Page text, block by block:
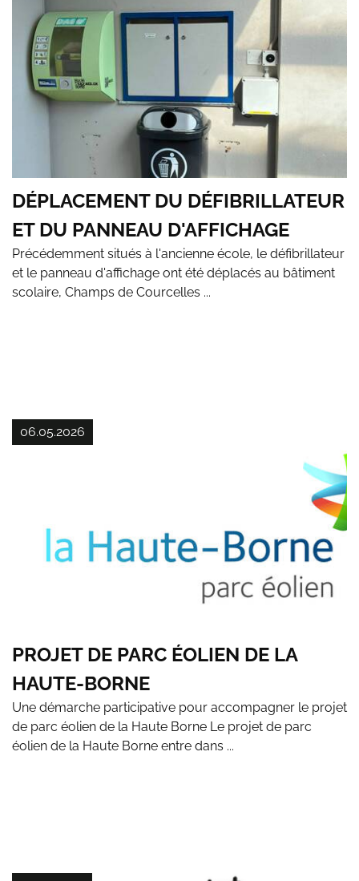
DÉPLACEMENT DU DÉFIBRILLATEUR
ET DU PANNEAU D'AFFICHAGE
Précédemment situés à l'ancienne école, le défibrillateur
et le panneau d'affichage ont été déplacés au bâtiment
scolaire, Champs de Courcelles ...
06.05.2026
PROJET DE PARC ÉOLIEN DE LA
HAUTE-BORNE
Une démarche participative pour accompagner le projet
de parc éolien de la Haute Borne Le projet de parc
éolien de la Haute Borne entre dans ...